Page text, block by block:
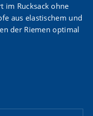
im Rucksack ohne
aus elastischem und
der Riemen optimal